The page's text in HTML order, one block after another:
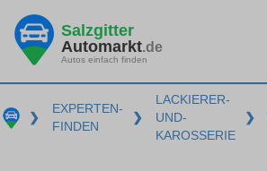
Salzgitter
Automarkt.de
Autos einfach finden
❯
EXPERTEN-
FINDEN
❯
LACKIERER-
UND-
KAROSSERIE
❯